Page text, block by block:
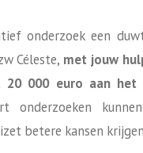
onderzoek een
Céleste, met jouw
20 000 euro aan het
onderzoeken
betere kansen